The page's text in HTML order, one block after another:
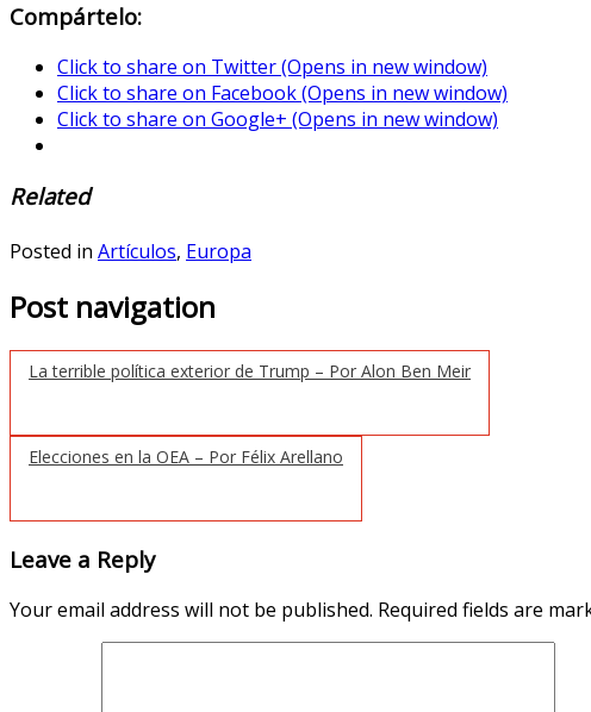
Compártelo:
Click to share on Twitter (Opens in new window)
Click to share on Facebook (Opens in new window)
Click to share on Google+ (Opens in new window)
Related
Posted in Artículos, Europa
Post navigation
La terrible política exterior de Trump – Por Alon Ben Meir
Elecciones en la OEA – Por Félix Arellano
Leave a Reply
Your email address will not be published. Required fields are